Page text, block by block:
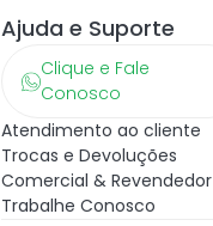
Ajuda e Suporte
Clique e Fale
Conosco
Atendimento ao cliente
Trocas e Devoluções
Comercial & Revendedor
Trabalhe Conosco